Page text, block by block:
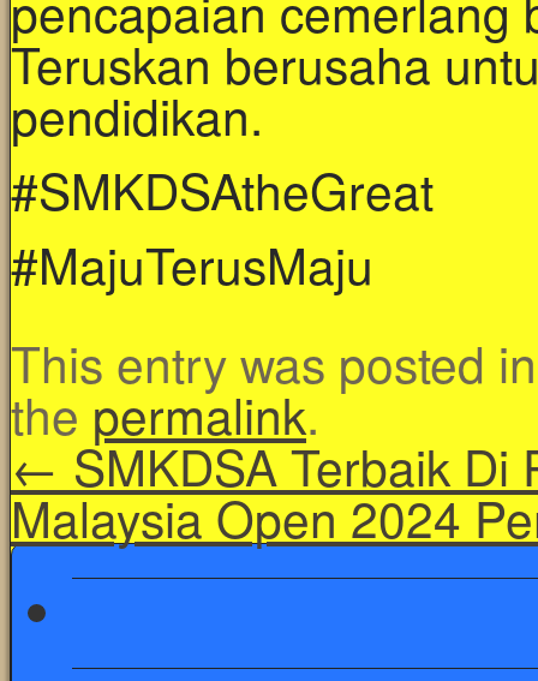
Teruskan berusaha
pendidikan.
#SMKDSAtheGreat
#MajuTerusMaju
This entry was posted
the permalink.
← SMKDSA Terbaik
Malaysia Open 2024